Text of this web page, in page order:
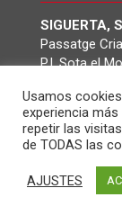
SIGUERTA,
Passatge
P.I. Sota el
(España)
Tel.: +(34) 93
Fax: +(34) 93
Usamos
experiencia
repetir las
de TODAS las
AJUSTES